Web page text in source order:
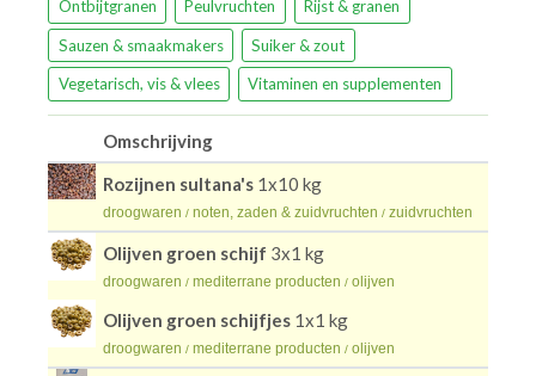
Ontbijtgranen Peulvruchten Rijst & granen
Sauzen & smaakmakers Suiker & zout
Vegetarisch, vis & vlees Vitaminen en supplementen
Omschrijving
Rozijnen sultana's 1x10 kg
droogwaren / noten, zaden & zuidvruchten / zuidvruchten
Olijven groen schijf 3x1 kg
droogwaren / mediterrane producten / olijven
Olijven groen schijfjes 1x1 kg
droogwaren / mediterrane producten / olijven